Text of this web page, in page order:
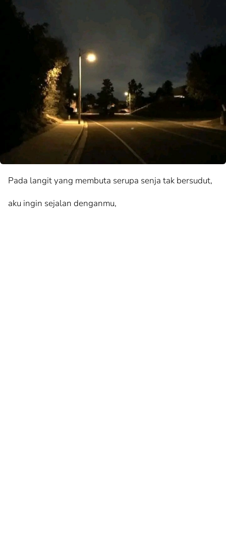
Pada langit yang membuta serupa senja tak bersudut,
aku ingin sejalan denganmu,